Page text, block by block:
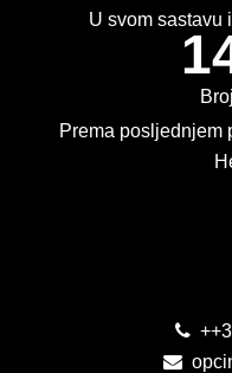
U svom sastavu
Prema posljednjem
KONTAKT